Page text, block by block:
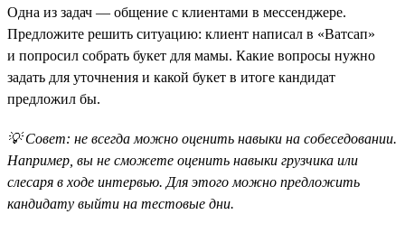
Одна из задач — общение с клиентами в мессенджере.
Предложите решить ситуацию: клиент написал в «Ватсап»
и попросил собрать букет для мамы. Какие вопросы нужно
задать для уточнения и какой букет в итоге кандидат
предложил бы.
💡 Совет: не всегда можно оценить навыки на собеседовании.
Например, вы не сможете оценить навыки грузчика или
слесаря в ходе интервью. Для этого можно предложить
кандидату выйти на тестовые дни.